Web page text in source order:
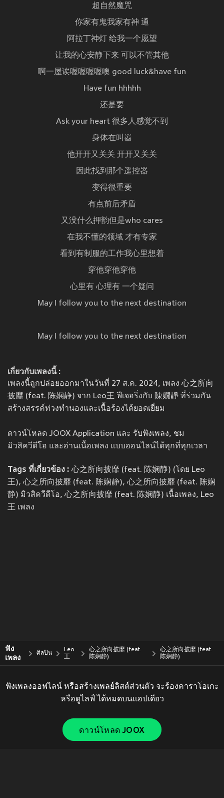
超自然魔咒
你家有鬼我家有神 通
阿拉丁神灯 给我一个愿望
让我的心安静下来 可以不管其他
啊一屋诶喔喔喔喔噢 good luck&have fun
Have fun hhhhh
还是要
Ask your heart 很多人感觉不到
身体在叫嚣
他开开又关关 开开又关关
因此找到那个遥控器
变得很重要
有点前后矛盾
又没什么押韵但是who cares
在我不懂的领域 才有专家
看到有制服的工作我心里想着
穿他穿他穿他
心里有 心理有 一个疑问
May I follow you to the next destination
May I follow you to the next destination
เกี่ยวกับเพลงนี้ :
เพลงนี้ถูกปล่อยออกมาในวันที่ 27 ส.ค. 2024, เพลง 心之所向
披靡 (feat. 陈娴静) จาก Leo王 ฟีเจอริ่งกับ 陳嫺靜 ที่ร่วมกัน
สร้างสรรค์ท่วงทำนองและเนื้อร้องได้ยอดเยี่ยม
ดาวน์โหลด JOOX Application และ รับฟังเพลง, ชม
มิวสิควีดีโอ และอ่านเนื้อเพลง แบบออนไลน์ได้ทุกที่ทุกเวลา
Tags ที่เกี่ยวข้อง : 心之所向披靡 (feat. 陈娴静) (โดย Leo
王), 心之所向披靡 (feat. 陈娴静), 心之所向披靡 (feat. 陈娴
静) มิวสิควีดีโอ, 心之所向披靡 (feat. 陈娴静) เนื้อเพลง, Leo
王 เพลง
ฟัง
เพลง
ศิลปิน
Leo
王
心之所向披靡 (feat.
陈娴静)
心之所向披靡 (feat.
陈娴静)
ฟังเพลงออฟไลน์ หรือสร้างเพลย์ลิสต์ส่วนตัว จะร้องคาราโอเกะ
หรือดูไลฟ์ ได้หมดบนแอปเดียว
ดาวน์โหลด JOOX